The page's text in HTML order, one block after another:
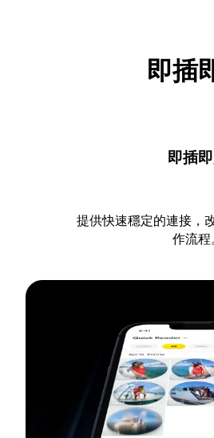
即插
即插
提供快速穩定的連接，
作流程